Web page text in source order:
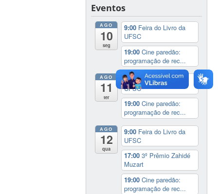
Eventos
AGO
10
seg
9:00 Feira do Livro da
UFSC
19:00Cine paredão:
programação de rec...
AGO
11
ter
9:00Feira do Livro da
UFSC
19:00Cine paredão:
programação de rec...
AGO
12
qua
9:00 Feira do Livro da
UFSC
17:003º Prêmio Zahidé
Muzart
19:00Cine paredão:
programação de rec...